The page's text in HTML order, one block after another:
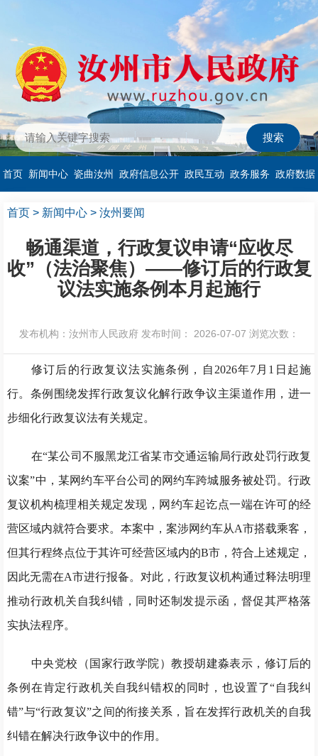
首页 新闻中心 瓷曲汝州 政府信息公开 政民互动 政务服务 政府数据
首页 > 新闻中心 > 汝州要闻
畅通渠道，行政复议申请“应收尽
收”（法治聚焦）——修订后的行政复
议法实施条例本月起施行
发布机构：汝州市人民政府 发布时间： 2026-07-07 浏览次数：
修订后的行政复议法实施条例，自2026年7月1日起施
行。条例围绕发挥行政复议化解行政争议主渠道作用，进一
步细化行政复议法有关规定。
在“某公司不服黑龙江省某市交通运输局行政处罚行政复
议案”中，某网约车平台公司的网约车跨城服务被处罚。行政
复议机构梳理相关规定发现，网约车起讫点一端在许可的经
营区域内就符合要求。本案中，案涉网约车从A市搭载乘客，
但其行程终点位于其许可经营区域内的B市，符合上述规定，
因此无需在A市进行报备。对此，行政复议机构通过释法明理
推动行政机关自我纠错，同时还制发提示函，督促其严格落
实执法程序。
中央党校（国家行政学院）教授胡建淼表示，修订后的
条例在肯定行政机关自我纠错权的同时，也设置了“自我纠
错”与“行政复议”之间的衔接关系，旨在发挥行政机关的自我
纠错在解决行政争议中的作用。